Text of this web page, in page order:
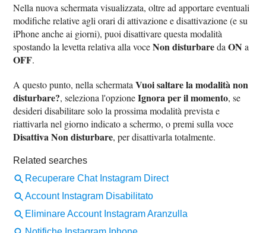
Nella nuova schermata visualizzata, oltre ad apportare eventuali
modifiche relative agli orari di attivazione e disattivazione (e su
iPhone anche ai giorni), puoi disattivare questa modalità
spostando la levetta relativa alla voceNon disturbaredaON a
OFF.
A questo punto, nella schermataVuoi saltare la modalità non
disturbare?, seleziona l'opzioneIgnora per il momento, se
desideri disabilitare solo la prossima modalità prevista e
riattivarla nel giorno indicato a schermo, o premi sulla voce
Disattiva Non disturbare, per disattivarla totalmente.